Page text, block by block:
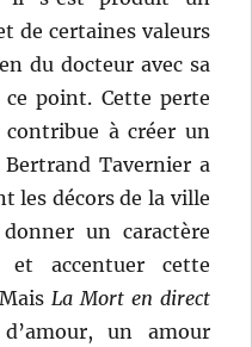
de certaines valeurs
du docteur avec sa
point. Cette perte
à créer un
Tavernier a
les décors de la ville
un caractère
accentuer cette
La Mort en direct
un amour